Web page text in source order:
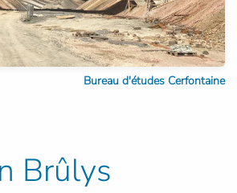
Bureau d'études Cerfontaine
Brûlys